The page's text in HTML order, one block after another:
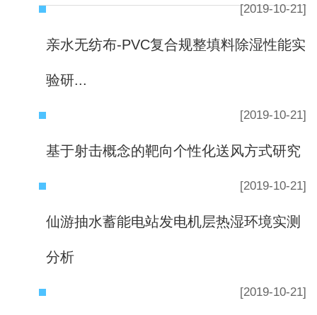
[2019-10-21]
亲水无纺布-PVC复合规整填料除湿性能实
验研...
[2019-10-21]
基于射击概念的靶向个性化送风方式研究
[2019-10-21]
仙游抽水蓄能电站发电机层热湿环境实测
分析
[2019-10-21]